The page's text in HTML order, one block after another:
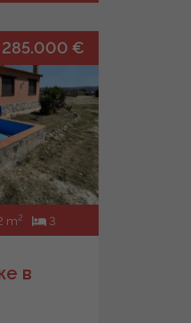
285.000 €
m2
3
в